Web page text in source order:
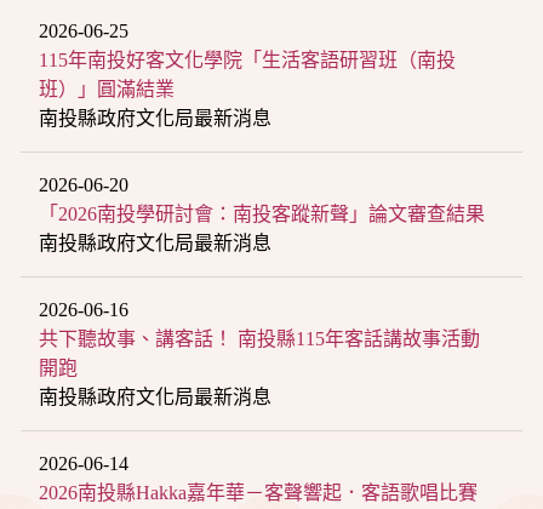
2026-06-25
115年南投好客文化學院「生活客語研習班（南投
班）」圓滿結業
南投縣政府文化局最新消息
2026-06-20
「2026南投學研討會：南投客蹤新聲」論文審查結果
南投縣政府文化局最新消息
2026-06-16
共下聽故事、講客話！ 南投縣115年客話講故事活動
開跑
南投縣政府文化局最新消息
2026-06-14
2026南投縣Hakka嘉年華－客聲響起．客語歌唱比賽